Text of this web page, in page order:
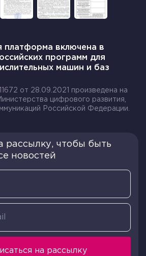
включена в
программ для
машин и баз
от 28.09.2021 произведена на
цифрового развития,
Российской Федерации.
рассылку, чтобы быть
новостей
на рассылку